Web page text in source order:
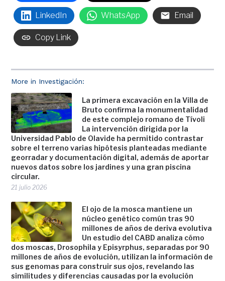
More in Investigación:
La primera excavación en la Villa de
Bruto confirma la monumentalidad
de este complejo romano de Tívoli
La intervención dirigida por la
Universidad Pablo de Olavide ha permitido contrastar
sobre el terreno varias hipótesis planteadas mediante
georradar y documentación digital, además de aportar
nuevos datos sobre los jardines y una gran piscina
circular.
21 julio 2026
El ojo de la mosca mantiene un
núcleo genético común tras 90
millones de años de deriva evolutiva
Un estudio del CABD analiza cómo
dos moscas, Drosophila y Episyrphus, separadas por 90
millones de años de evolución, utilizan la información de
sus genomas para construir sus ojos, revelando las
similitudes y diferencias causadas por la evolución
LinkedIn WhatsApp Email
Copy Link